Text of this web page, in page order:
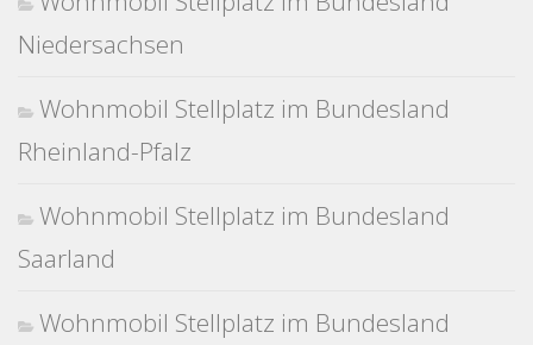
Niedersachsen
Wohnmobil Stellplatz im Bundesland
Rheinland-Pfalz
Wohnmobil Stellplatz im Bundesland
Saarland
Wohnmobil Stellplatz im Bundesland